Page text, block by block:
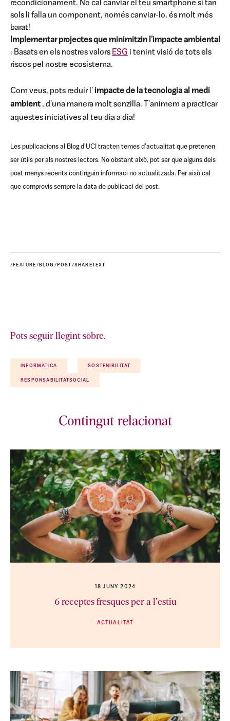
recondicionament. No cal canviar el teu smartphone si tan
sols li falla un component, només canviar-lo, és molt més
barat!
Implementar projectes que minimitzin l'impacte ambiental
: Basats en els nostres valors ESG i tenint visió de tots els
riscos pel nostre ecosistema.
Com veus, pots reduir l' impacte de la tecnologia al medi
ambient , d'una manera molt senzilla. T'animem a practicar
aquestes iniciatives al teu dia a dia!
Les publicacions al Blog d'UCI tracten temes d'actualitat que pretenen
ser útils per als nostres lectors. No obstant això, pot ser que alguns dels
post menys recents continguin informaci no actualitzada. Per això cal
que comprovis sempre la data de publicaci del post.
/FEATURE/BLOG/POST/SHARETEXT
Pots seguir llegint sobre.
INFORMÀTICA SOSTENIBILITAT
RESPONSABILITATSOCIAL
Contingut relacionat
18 JUNY 2024
6 receptes fresques per a l'estiu
ACTUALITAT